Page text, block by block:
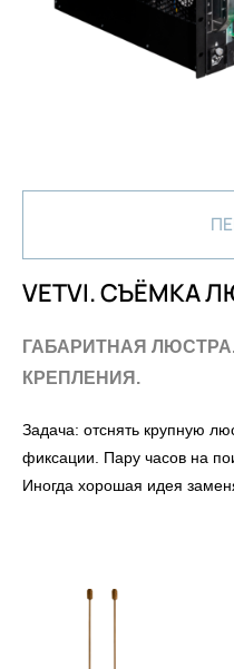
VETVI. СЪЁМКА
ГАБАРИТНАЯ
КРЕПЛЕНИЯ.
Задача: отснять крупную
фиксации. Пару часов на
Иногда хорошая идея